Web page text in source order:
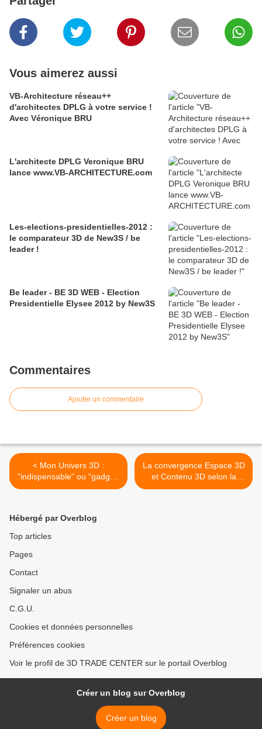
Vous aimerez aussi
VB-Architecture réseau++
d'architectes DPLG à votre service !
Avec Véronique BRU
L'architecte DPLG Veronique BRU
lance www.VB-ARCHITECTURE.com
Les-elections-presidentielles-2012 :
le comparateur 3D de New3S / be
leader !
Be leader - BE 3D WEB - Election
Presidentielle Elysee 2012 by New3S
Commentaires
Ajouter un commentaire
< Mon Univers 3D :
"indispensable" ou "gadget"
#4
La convergence Espace 3D
et Contenu 3D selon la
vision de NEW3S >
Hébergé par Overblog
Top articles
Pages
Contact
Signaler un abus
C.G.U.
Cookies et données personnelles
Préférences cookies
Voir le profil de 3D TRADE CENTER sur le portail Overblog
Créer un blog sur Overblog
Créer un blog